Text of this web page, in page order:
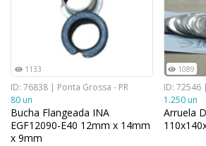
1133
ID: 76838 | Ponta Grossa - PR
80 un
Bucha Flangeada INA
EGF12090-E40 12mm x 14mm
x 9mm
1089
ID: 72546
1.250 un
Arruela